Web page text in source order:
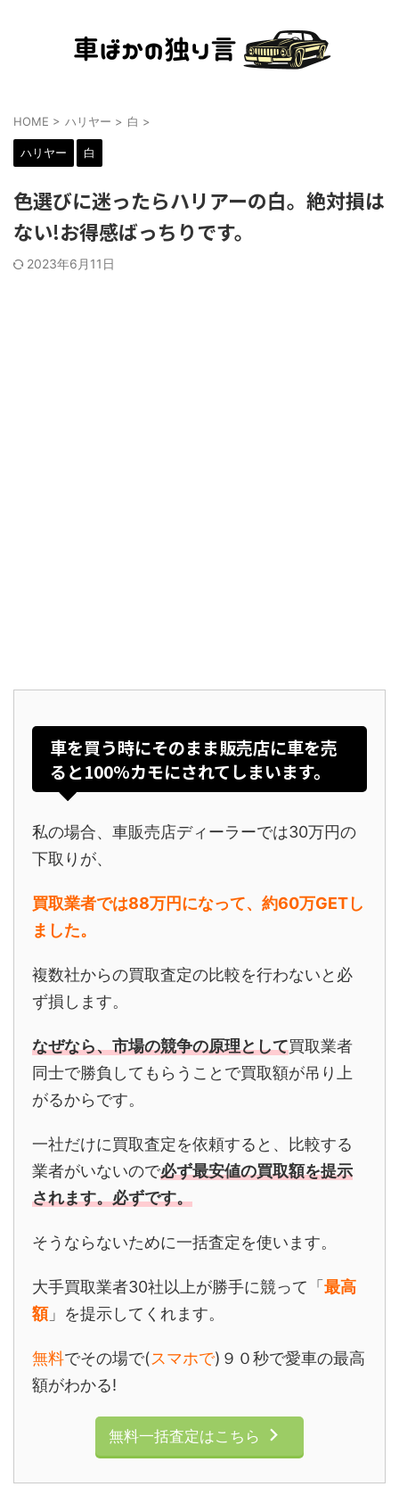
HOME > ハリヤー > 白 >
ハリヤー 白
色選びに迷ったらハリアーの白。絶対損は
ない!お得感ばっちりです。
2023年6月11日
車を買う時にそのまま販売店に車を売
ると100%カモにされてしまいます。
私の場合、車販売店ディーラーでは30万円の
下取りが、
買取業者では88万円になって、約60万GETし
ました。
複数社からの買取査定の比較を行わないと必
ず損します。
なぜなら、市場の競争の原理として買取業者
同士で勝負してもらうことで買取額が吊り上
がるからです。
一社だけに買取査定を依頼すると、比較する
業者がいないので必ず最安値の買取額を提示
されます。必ずです。
そうならないために一括査定を使います。
大手買取業者30社以上が勝手に競って「 最高
額」を提示してくれます。
無料でその場で(スマホで)９０秒で愛車の最高
額がわかる!
無料一括査定はこちら